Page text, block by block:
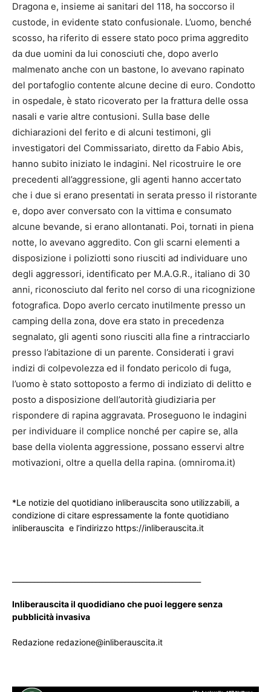
Dragona e, insieme ai sanitari del 118, ha soccorso il
custode, in evidente stato confusionale. L’uomo, benché
scosso, ha riferito di essere stato poco prima aggredito
da due uomini da lui conosciuti che, dopo averlo
malmenato anche con un bastone, lo avevano rapinato
del portafoglio contente alcune decine di euro. Condotto
in ospedale, è stato ricoverato per la frattura delle ossa
nasali e varie altre contusioni. Sulla base delle
dichiarazioni del ferito e di alcuni testimoni, gli
investigatori del Commissariato, diretto da Fabio Abis,
hanno subito iniziato le indagini. Nel ricostruire le ore
precedenti all’aggressione, gli agenti hanno accertato
che i due si erano presentati in serata presso il ristorante
e, dopo aver conversato con la vittima e consumato
alcune bevande, si erano allontanati. Poi, tornati in piena
notte, lo avevano aggredito. Con gli scarni elementi a
disposizione i poliziotti sono riusciti ad individuare uno
degli aggressori, identificato per M.A.G.R., italiano di 30
anni, riconosciuto dal ferito nel corso di una ricognizione
fotografica. Dopo averlo cercato inutilmente presso un
camping della zona, dove era stato in precedenza
segnalato, gli agenti sono riusciti alla fine a rintracciarlo
presso l’abitazione di un parente. Considerati i gravi
indizi di colpevolezza ed il fondato pericolo di fuga,
l’uomo è stato sottoposto a fermo di indiziato di delitto e
posto a disposizione dell’autorità giudiziaria per
rispondere di rapina aggravata. Proseguono le indagini
per individuare il complice nonché per capire se, alla
base della violenta aggressione, possano esservi altre
motivazioni, oltre a quella della rapina. (omniroma.it)
*Le notizie del quotidiano inliberauscita sono utilizzabili, a
condizione di citare espressamente la fonte quotidiano
inliberauscita e l’indirizzo https://inliberauscita.it
Inliberauscita il quodidiano che puoi leggere senza
pubblicità invasiva
Redazione redazione@inliberauscita.it